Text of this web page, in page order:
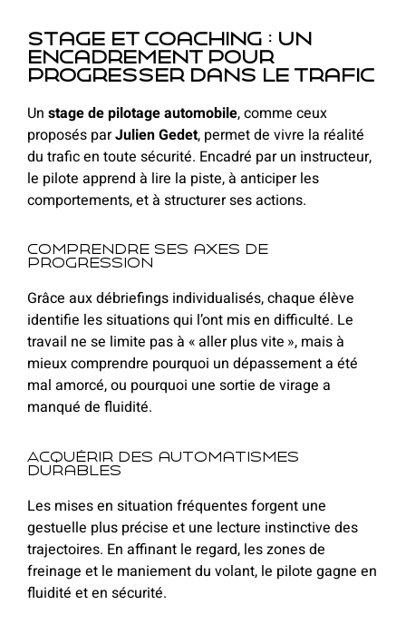
Stage et coaching : un
encadrement pour
progresser dans le trafic
Un stage de pilotage automobile, comme ceux
proposés parJulien Gedet, permet de vivre la réalité
du trafic en toute sécurité. Encadré par un instructeur,
le pilote apprend à lire la piste, à anticiper les
comportements, et à structurer ses actions.
Comprendre ses axes de
progression
Grâce aux débriefings individualisés, chaque élève
identifie les situations qui l’ont mis en difficulté. Le
travail ne se limite pas à « aller plus vite », mais à
mieux comprendre pourquoi un dépassement a été
mal amorcé, ou pourquoi une sortie de virage a
manqué de fluidité.
Acquérir des automatismes
durables
Les mises en situation fréquentes forgent une
gestuelle plus précise et une lecture instinctive des
trajectoires. En affinant le regard, les zones de
freinage et le maniement du volant, le pilote gagne en
fluidité et en sécurité.